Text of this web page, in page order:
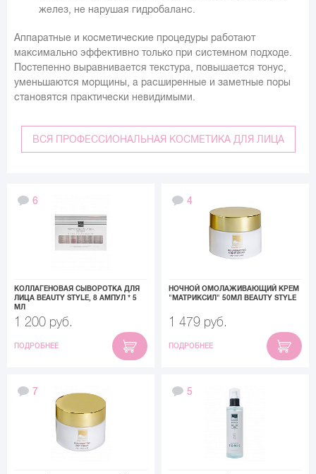
желез, не нарушая гидробаланс.
Аппаратные и косметические процедуры работают
максимально эффективно только при системном подходе.
Постепенно выравнивается текстура, повышается тонус,
уменьшаются морщины, а расширенные и заметные поры
становятся практически невидимыми.
ВСЯ ПРОФЕССИОНАЛЬНАЯ КОСМЕТИКА ДЛЯ ЛИЦА
КОЛЛАГЕНОВАЯ СЫВОРОТКА ДЛЯ
ЛИЦА BEAUTY STYLE, 8 АМПУЛ * 5
МЛ
6
1 200 руб.
ПОДРОБНЕЕ
НОЧНОЙ ОМОЛАЖИВАЮЩИЙ КРЕМ
"МАТРИКСИЛ" 50МЛ BEAUTY STYLE
4
1 479 руб.
ПОДРОБНЕЕ
7 5